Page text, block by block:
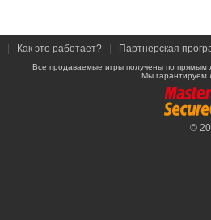
Как это работает? Партнерская
Все продаваемые игры получены по
Мы гарантируем
©